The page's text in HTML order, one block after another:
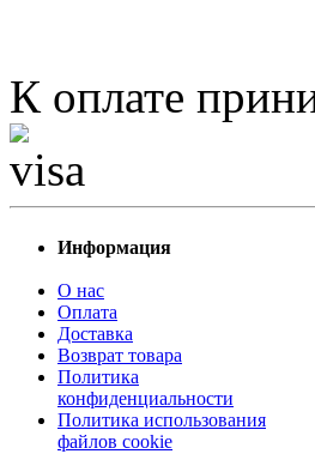
К оплате
Информация
О нас
Оплата
Доставка
Возврат товара
Политика
конфиденциальности
Политика использования
файлов cookie